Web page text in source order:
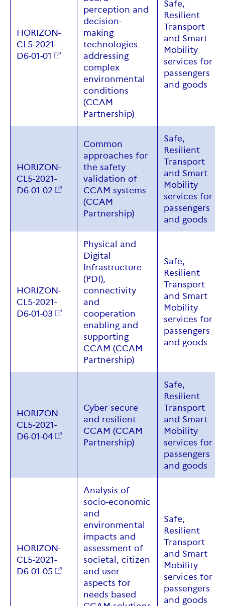
HORIZON-
CL5-2021-
D6-01-01
perception and
decision-
making
technologies
addressing
complex
environmental
conditions
(CCAM
Partnership)
Safe,
Resilient
Transport
and Smart
Mobility
services for
passengers
and goods
HORIZON-
CL5-2021-
D6-01-02
Common
approaches for
the safety
validation of
CCAM systems
(CCAM
Partnership)
Safe,
Resilient
Transport
and Smart
Mobility
services for
passengers
and goods
HORIZON-
CL5-2021-
D6-01-03
Physical and
Digital
Infrastructure
(PDI),
connectivity
and
cooperation
enabling and
supporting
CCAM (CCAM
Partnership)
Safe,
Resilient
Transport
and Smart
Mobility
services for
passengers
and goods
HORIZON-
CL5-2021-
D6-01-04
Cyber secure
and resilient
CCAM (CCAM
Partnership)
Safe,
Resilient
Transport
and Smart
Mobility
services for
passengers
and goods
HORIZON-
CL5-2021-
D6-01-05
Analysis of
socio-economic
and
environmental
impacts and
assessment of
societal, citizen
and user
aspects for
needs based
Safe,
Resilient
Transport
and Smart
Mobility
services for
passengers
and goods